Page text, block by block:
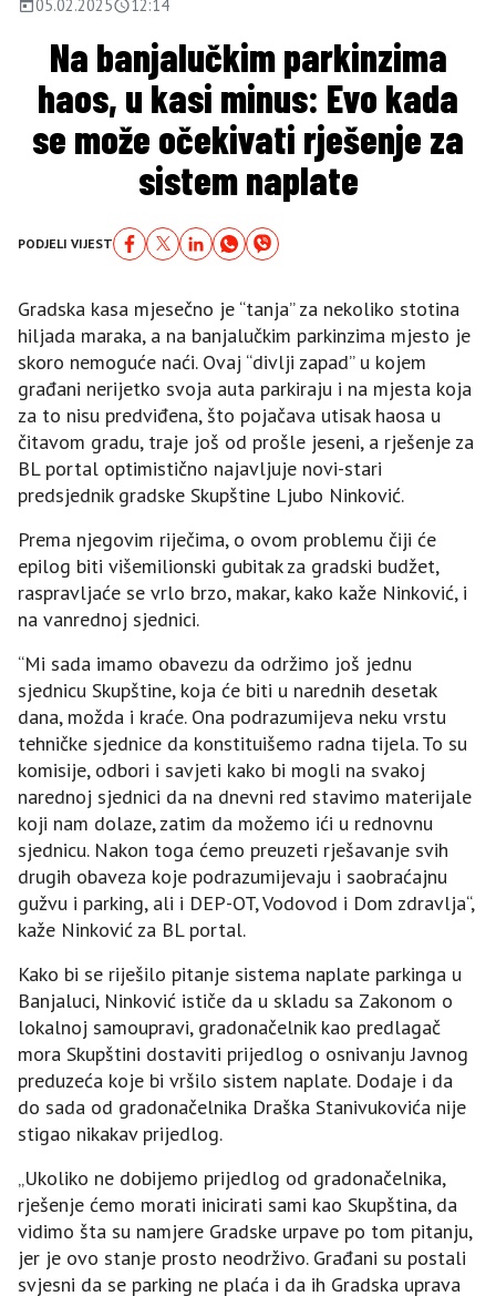
05.02.2025 12:14
Na banjalučkim parkinzima
haos, u kasi minus: Evo kada
se može očekivati rješenje za
sistem naplate
PODJELI VIJEST
Gradska kasa mjesečno je “tanja” za nekoliko stotina
hiljada maraka, a na banjalučkim parkinzima mjesto je
skoro nemoguće naći. Ovaj “divlji zapad” u kojem
građani nerijetko svoja auta parkiraju i na mjesta koja
za to nisu predviđena, što pojačava utisak haosa u
čitavom gradu, traje još od prošle jeseni, a rješenje za
BL portal optimistično najavljuje novi-stari
predsjednik gradske Skupštine Ljubo Ninković.
Prema njegovim riječima, o ovom problemu čiji će
epilog biti višemilionski gubitak za gradski budžet,
raspravljaće se vrlo brzo, makar, kako kaže Ninković, i
na vanrednoj sjednici.
“Mi sada imamo obavezu da održimo još jednu
sjednicu Skupštine, koja će biti u narednih desetak
dana, možda i kraće. Ona podrazumijeva neku vrstu
tehničke sjednice da konstituišemo radna tijela. To su
komisije, odbori i savjeti kako bi mogli na svakoj
narednoj sjednici da na dnevni red stavimo materijale
koji nam dolaze, zatim da možemo ići u rednovnu
sjednicu. Nakon toga ćemo preuzeti rješavanje svih
drugih obaveza koje podrazumijevaju i saobraćajnu
gužvu i parking, ali i DEP-OT, Vodovod i Dom zdravlja“,
kaže Ninković za BL portal.
Kako bi se riješilo pitanje sistema naplate parkinga u
Banjaluci, Ninković ističe da u skladu sa Zakonom o
lokalnoj samoupravi, gradonačelnik kao predlagač
mora Skupštini dostaviti prijedlog o osnivanju Javnog
preduzeća koje bi vršilo sistem naplate. Dodaje i da
do sada od gradonačelnika Draška Stanivukovića nije
stigao nikakav prijedlog.
„Ukoliko ne dobijemo prijedlog od gradonačelnika,
rješenje ćemo morati inicirati sami kao Skupština, da
vidimo šta su namjere Gradske urpave po tom pitanju,
jer je ovo stanje prosto neodrživo. Građani su postali
svjesni da se parking ne plaća i da ih Gradska uprava